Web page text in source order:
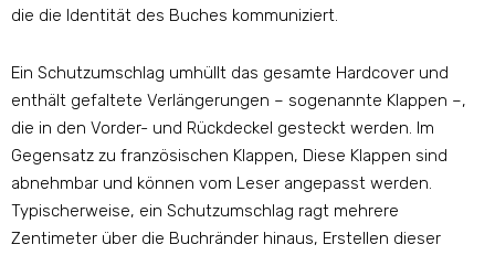
die die Identität des Buches kommuniziert.
Ein Schutzumschlag umhüllt das gesamte Hardcover und
enthält gefaltete Verlängerungen – sogenannte Klappen –,
die in den Vorder- und Rückdeckel gesteckt werden. Im
Gegensatz zu französischen Klappen, Diese Klappen sind
abnehmbar und können vom Leser angepasst werden.
Typischerweise, ein Schutzumschlag ragt mehrere
Zentimeter über die Buchränder hinaus, Erstellen dieser